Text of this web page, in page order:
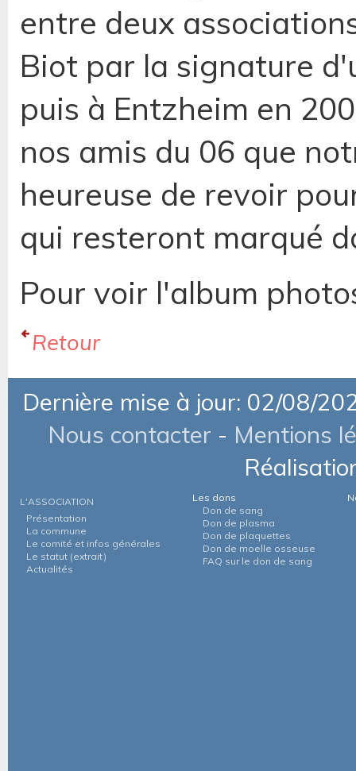
entre deux
Biot par la signature
puis à Entzheim en
nos amis du 06 que
heureuse de revoir
qui resteront marqué
Pour voir l'album
Retour
Dernière mise à jour: 02/08/
Nous contacter - Mentions
L'ASSOCIATION
Présentation
La commune
Le comité et infos générales
Le statut (extrait)
Actualités
Les dons
Don de sang
Don de plasma
Don de plaquettes
Don de moelle osseuse
FAQ sur le don de sang